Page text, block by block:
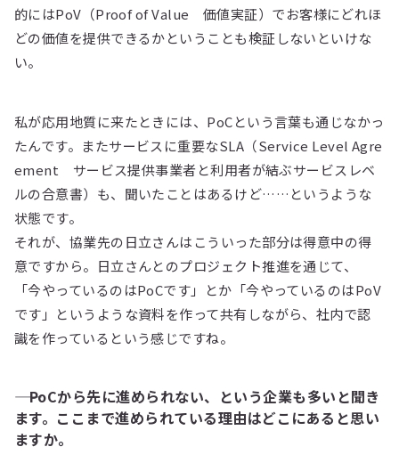
的にはPoV（Proof of Value 価値実証）でお客様にどれほ
どの価値を提供できるかということも検証しないといけな
い。
私が応用地質に来たときには、PoCという言葉も通じなかっ
たんです。またサービスに重要なSLA（Service Level Agre
ement サービス提供事業者と利用者が結ぶサービスレベ
ルの合意書）も、聞いたことはあるけど……というような
状態です。
それが、協業先の日立さんはこういった部分は得意中の得
意ですから。日立さんとのプロジェクト推進を通じて、
「今やっているのはPoCです」とか「今やっているのはPoV
です」というような資料を作って共有しながら、社内で認
識を作っているという感じですね。
―― PoCから先に進められない、という企業も多いと聞き
ます。ここまで進められている理由はどこにあると思い
ますか。